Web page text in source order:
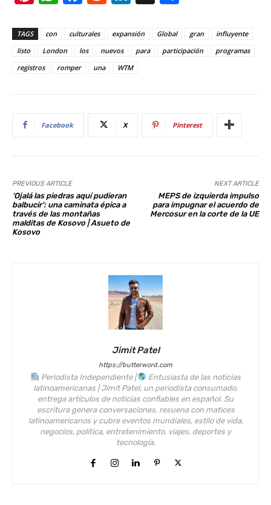
er
e
st
at
s
A
c
e
d
di
k
e
dI
ar
e
TAGS con culturales expansión Global gran
influyente
listo
London los nuevos para participación
programas
registros
romper una WTM
Facebook X Pinterest
PREVIOUS ARTICLE
‘Ojalá las piedras aquí pudieran
balbucir’: una caminata épica a
través de las montañas
malditas de Kosovo | Asueto de
Kosovo
NEXT ARTICLE
MEPS de izquierda impulso
para impugnar el acuerdo de
Mercosur en la corte de la UE
Jimit Patel
https://butterword.com
Periodista Independiente |
Entusiasta de las noticias
latinoamericanas | Jimit Patel, un periodista consumado,
entrega artículos de noticias confiables en español. Su
escritura genera conversaciones, resuena con matices
latinoamericanos y cubre eventos mundiales, estilo de vida,
negocios, política, entretenimiento, viajes, deportes y
tecnología.